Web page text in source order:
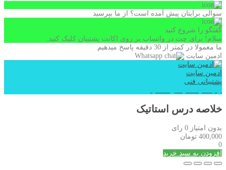
سوالی برایتان پیش آمده است؟ از ما بپرسید
گفتگو را شروع کنید
سلام! برای چت در واتساپ بر روی اکانت پشتیبان کلیک کنید.
ما معمولا در کمتر از 30 دقیقه پاسخ میدهیم
ادمین سایت
ادمین سایت
پشتیبانی فنی
خلاصه درس استاتیک
بدون امتیاز 0 رای
400,000 تومان
0
افزودن به سبد خرید